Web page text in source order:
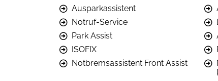
Ausparkassistent
Notruf-Service
Park Assist
ISOFIX
Notbremsassistent Front Assist